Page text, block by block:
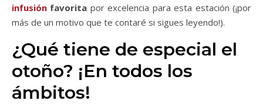
infusión favorita por excelencia para esta estación (¡por
más de un motivo que te contaré si sigues leyendo!).
¿Qué tiene de especial el
otoño? ¡En todos los
ámbitos!